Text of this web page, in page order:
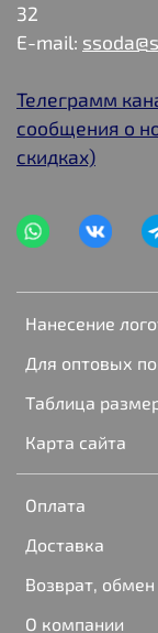
Нанесение
Для оптовых
Таблица
Карта сайта
Оплата
Доставка
Возврат, обмен
О компании
32
E-mail:
Телеграмм
сообщения о
скидках)